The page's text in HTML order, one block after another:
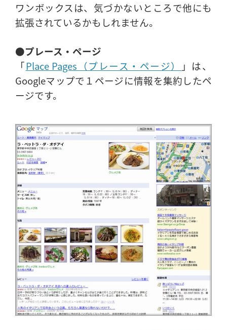
ワンボックスは、気づかないところで他にも
拡張されているかもしれません。
●プレース・ページ
「Place Pages（プレース・ページ）
」は、
Googleマップで１ページに情報を集約したペ
ージです。